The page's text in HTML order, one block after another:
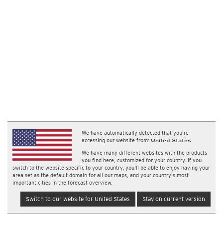
We have automatically detected that you're
accessing our website from: United States
We have many different websites with the products
you find here, customized for your country. If you
switch to the website specific to your country, you'll be able to enjoy having your
area set as the default domain for all our maps, and your country's most
important cities in the forecast overview.
Switch to our website for United States Stay on current version